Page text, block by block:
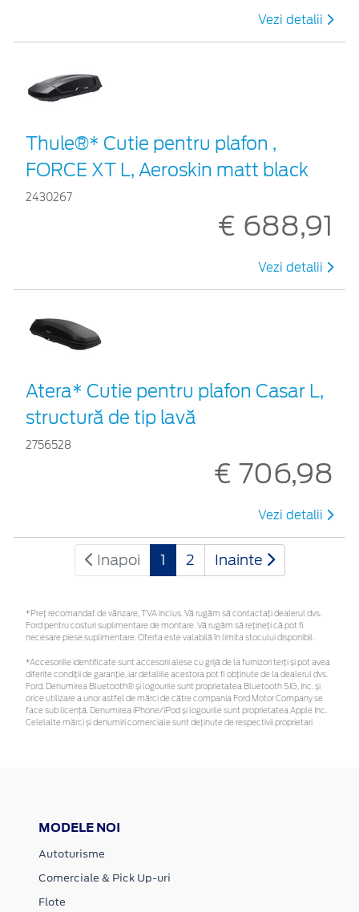
Vezi detalii
Thule®* Cutie pentru plafon ,
FORCE XT L, Aeroskin matt black
2430267
€ 688,91
Vezi detalii
Atera* Cutie pentru plafon Casar L,
structură de tip lavă
2756528
€ 706,98
Vezi detalii
Inapoi 1 2 Inainte
*Preţ recomandat de vânzare, TVA inclus. Vă rugăm să contactaţi dealerul dvs.
Ford pentru costuri suplimentare de montare. Vă rugăm să rețineți că pot fi
necesare piese suplimentare. Oferta este valabilă în limita stocului disponibil.
*Accesoriile identificate sunt accesorii alese cu grijă de la furnizori terți și pot avea
diferite condiții de garanție, iar detaliile acestora pot fi obținute de la dealerul dvs.
Ford. Denumirea Bluetooth® și logourile sunt proprietatea Bluetooth SIG, Inc. și
orice utilizare a unor astfel de mărci de către compania Ford Motor Company se
face sub licență. Denumirea iPhone/iPod și logourile sunt proprietatea Apple Inc.
Celelalte mărci și denumiri comerciale sunt deținute de respectivii proprietari
MODELE NOI
Autoturisme
Comerciale & Pick Up-uri
Flote